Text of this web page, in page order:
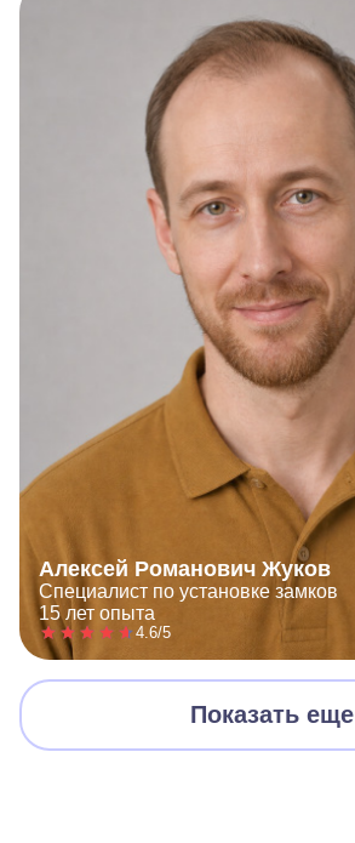
Алексей Романович Жуков
Специалист по установке замков
15 лет опыта
4.6/5
Показать еще